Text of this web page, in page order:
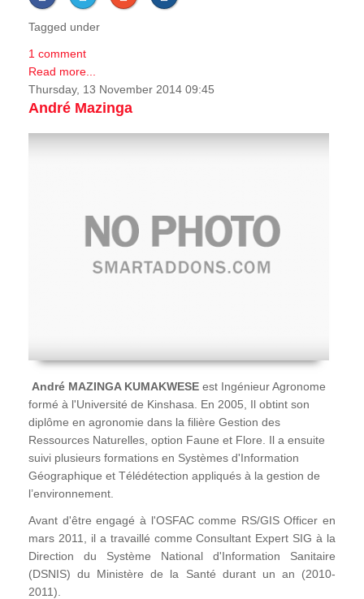
Tagged under
1 comment
Read more...
Thursday, 13 November 2014 09:45
André Mazinga
André MAZINGA KUMAKWESE est Ingénieur Agronome
formé à l'Université de Kinshasa. En 2005, Il obtint son
diplôme en agronomie dans la filière Gestion des
Ressources Naturelles, option Faune et Flore. Il a ensuite
suivi plusieurs formations en Systèmes d'Information
Géographique et Télédétection appliqués à la gestion de
l’environnement.
Avant d'être engagé à l'OSFAC comme RS/GIS Officer en
mars 2011, il a travaillé comme Consultant Expert SIG à la
Direction du Système National d'Information Sanitaire
(DSNIS) du Ministère de la Santé durant un an (2010-
2011).